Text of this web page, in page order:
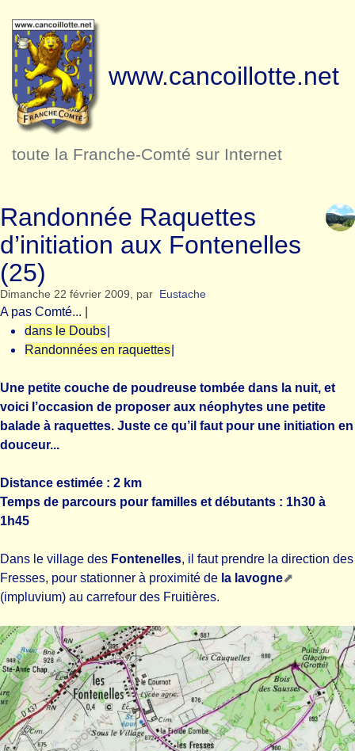
www.cancoillotte.net
toute la Franche-Comté sur Internet
Randonnée Raquettes
d’initiation aux Fontenelles
(25)
Dimanche 22 février 2009, par Eustache
A pas Comté...
dans le Doubs
Randonnées en raquettes
Une petite couche de poudreuse tombée dans la nuit, et
voici l’occasion de proposer aux néophytes une petite
balade à raquettes. Juste ce qu’il faut pour une initiation en
douceur...
Distance estimée : 2 km
Temps de parcours pour familles et débutants : 1h30 à
1h45
Dans le village des Fontenelles, il faut prendre la direction des
Fresses, pour stationner à proximité de la lavogne
(impluvium) au carrefour des Fruitières.